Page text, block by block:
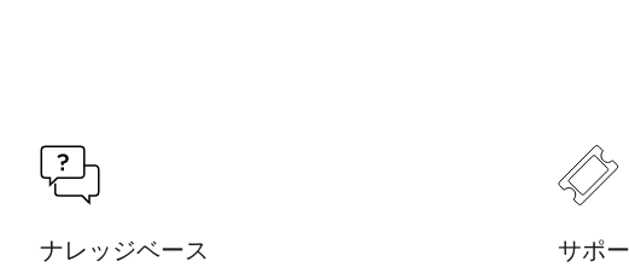
ナレッジベース サポ